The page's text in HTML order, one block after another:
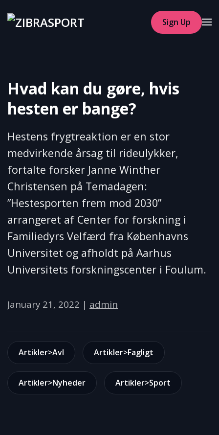
Skip to main content
Sign Up
Hvad kan du gøre, hvis
hesten er bange?
Hestens frygtreaktion er en stor
medvirkende årsag til rideulykker,
fortalte forsker Janne Winther
Christensen på Temadagen:
”Hestesporten frem mod 2030”
arrangeret af Center for forskning i
Familiedyrs Velfærd fra Københavns
Universitet og afholdt på Aarhus
Universitets forskningscenter i Foulum.
January 21, 2022 | admin
Artikler>Avl Artikler>Fagligt
Artikler>Nyheder Artikler>Sport